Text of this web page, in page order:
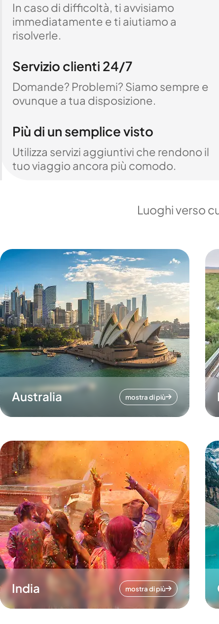
In caso di difficoltà, ti avvisiamo
immediatamente e ti aiutiamo a
risolverle.
Servizio clienti 24/7
Domande? Problemi? Siamo sempre e
ovunque a tua disposizione.
Più di un semplice visto
Utilizza servizi aggiuntivi che rendono il
tuo viaggio ancora più comodo.
Luoghi verso
Australia mostra di più
India mostra di più